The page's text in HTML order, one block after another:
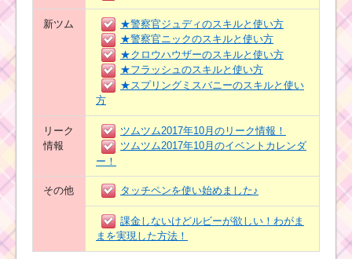
新ツム
★警察官ジュディのスキルと使い方
★警察官ニックのスキルと使い方
★クロウハウザーのスキルと使い方
★フラッシュのスキルと使い方
★スプリングミスバニーのスキルと使い
方
リーク
情報
ツムツム2017年10月のリーク情報！
ツムツム2017年10月のイベントカレンダ
ー！
その他 タッチペンを使い始めました♪
課金しないけどルビーが欲しい！わがま
まを実現した方法！